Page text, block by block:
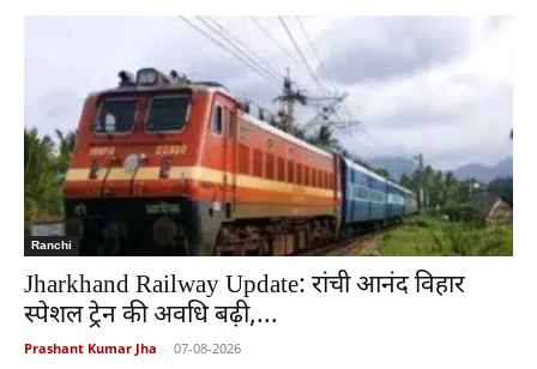
Ranchi
Jharkhand Railway Update: रांची आनंद विहार
स्पेशल ट्रेन की अवधि बढ़ी,...
Prashant Kumar Jha - 07-08-2026